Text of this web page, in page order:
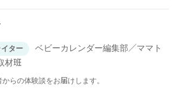
イター
ベビーカレンダー編集部／ママト
材班
からの体験談をお届けします。